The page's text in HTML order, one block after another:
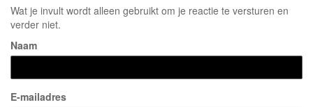
Wat je invult wordt alleen gebruikt om je reactie te versturen en
verder niet.
Naam
E-mailadres